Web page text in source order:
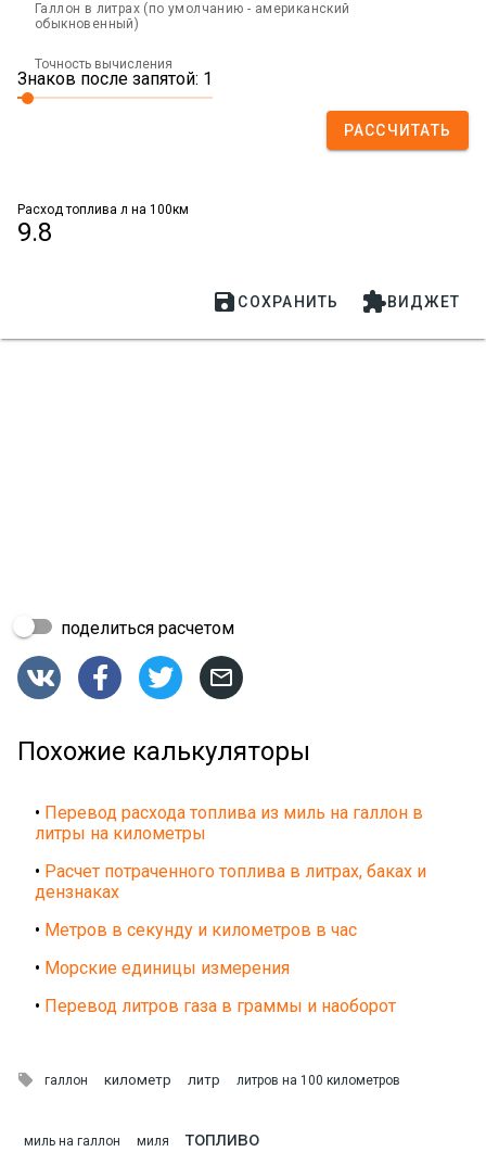
Галлон в литрах (по умолчанию - американский
обыкновенный)
Точность вычисления
Знаков после запятой: 1
РАССЧИТАТЬ
Расход топлива л на 100км
9.8
 СОХРАНИТЬ ВИДЖЕТ
поделиться расчетом
   
Похожие калькуляторы
• Перевод расхода топлива из миль на галлон в
литры на километры
• Расчет потраченного топлива в литрах, баках и
дензнаках
• Метров в секунду и километров в час
• Морские единицы измерения
• Перевод литров газа в граммы и наоборот
 галлон километр литр литров на 100 километров
миль на галлон миля топливо